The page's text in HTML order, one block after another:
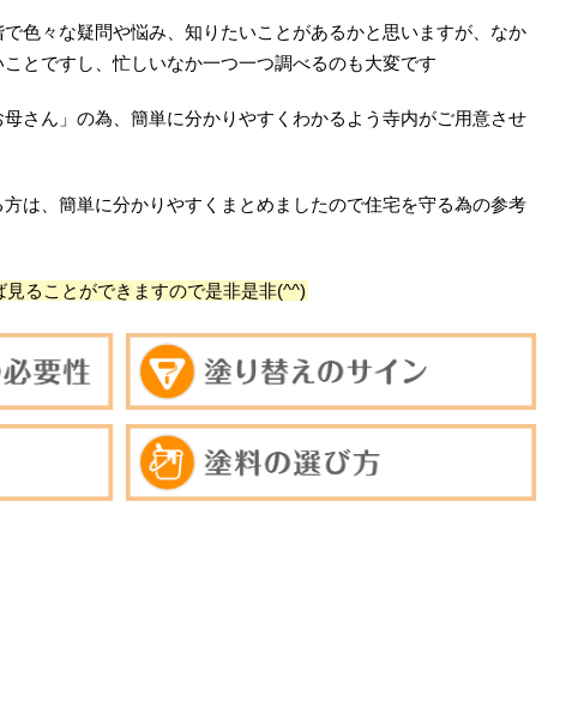
色々な疑問や悩み、知りたいことがあるかと思いますが、なか
とですし、忙しいなか一つ一つ調べるのも大変です
さん」の為、簡単に分かりやすくわかるよう寺内がご用意させ
は、簡単に分かりやすくまとめましたので住宅を守る為の参考
ることができますので是非是非(^^)